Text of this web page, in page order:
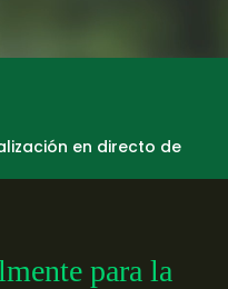
en directo de
para la